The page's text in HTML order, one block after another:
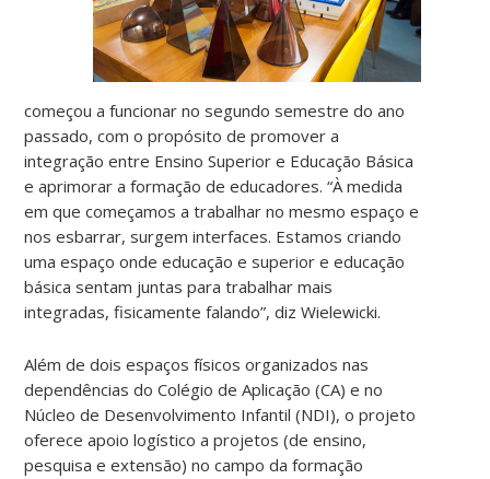
começou a funcionar no segundo semestre do ano
passado, com o propósito de promover a
integração entre Ensino Superior e Educação Básica
e aprimorar a formação de educadores. “À medida
em que começamos a trabalhar no mesmo espaço e
nos esbarrar, surgem interfaces. Estamos criando
uma espaço onde educação e superior e educação
básica sentam juntas para trabalhar mais
integradas, fisicamente falando”, diz Wielewicki.
Além de dois espaços físicos organizados nas
dependências do Colégio de Aplicação (CA) e no
Núcleo de Desenvolvimento Infantil (NDI), o projeto
oferece apoio logístico a projetos (de ensino,
pesquisa e extensão) no campo da formação